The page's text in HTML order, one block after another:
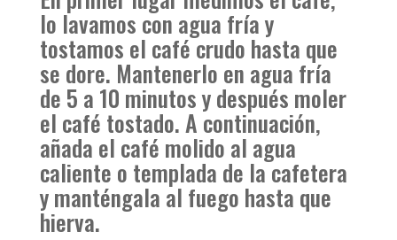
lo lavamos con agua fría y
tostamos el café crudo hasta que
se dore. Mantenerlo en agua fría
de 5 a 10 minutos y después moler
el café tostado. A continuación,
añada el café molido al agua
caliente o templada de la cafetera
y manténgala al fuego hasta que
hierva.